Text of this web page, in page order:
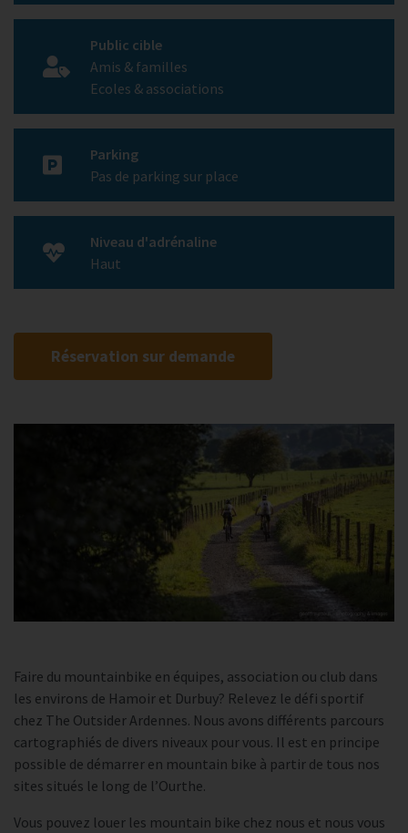
Public cible
Amis & familles
Ecoles & associations
Parking
Pas de parking sur place
Niveau d'adrénaline
Haut
Réservation sur demande
Faire du mountainbike en équipes, association ou club dans
les environs de Hamoir et Durbuy? Relevez le défi sportif
chez The Outsider Ardennes. Nous avons différents parcours
cartographiés de divers niveaux pour vous. Il est en principe
possible de démarrer en mountain bike à partir de tous nos
sites situés le long de l’Ourthe.
Vous pouvez louer les mountain bike chez nous et nous vous